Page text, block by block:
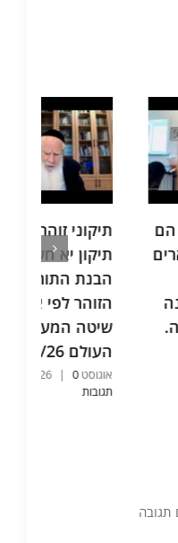
תיקוני זוהר תחילת
יא חשיבות
הבנת התורה ותיקוני
לפי אותה
המעמידה את
תגובה